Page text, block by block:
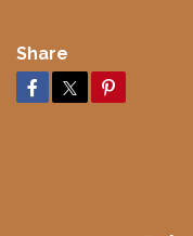
Share